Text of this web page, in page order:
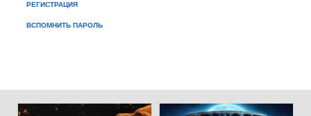
РЕГИСТРАЦИЯ
ВСПОМНИТЬ ПАРОЛЬ